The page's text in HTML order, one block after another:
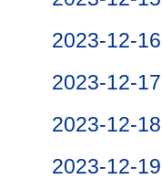
2023-12-16
2023-12-17
2023-12-18
2023-12-19